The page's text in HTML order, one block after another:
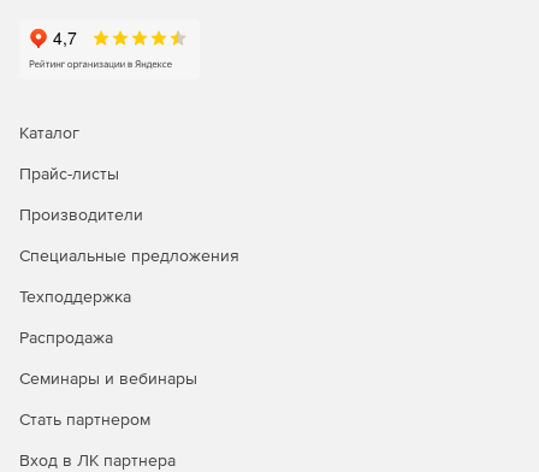
Каталог
Прайс-листы
Производители
Специальные предложения
Техподдержка
Распродажа
Семинары и вебинары
Стать партнером
Вход в ЛК партнера